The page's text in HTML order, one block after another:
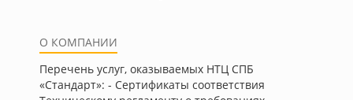
О КОМПАНИИ
Перечень услуг, оказываемых НТЦ СПБ
«Стандарт»: - Сертификаты соответствия